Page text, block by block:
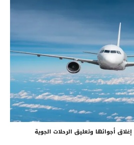
أجوائها وتعليق الرحلات الجوية